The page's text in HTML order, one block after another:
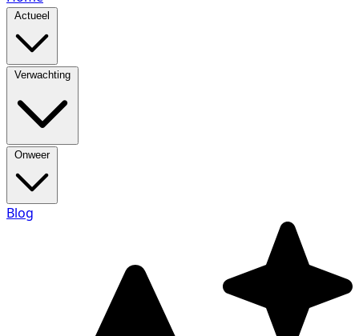
Actueel
Verwachting
Onweer
Blog